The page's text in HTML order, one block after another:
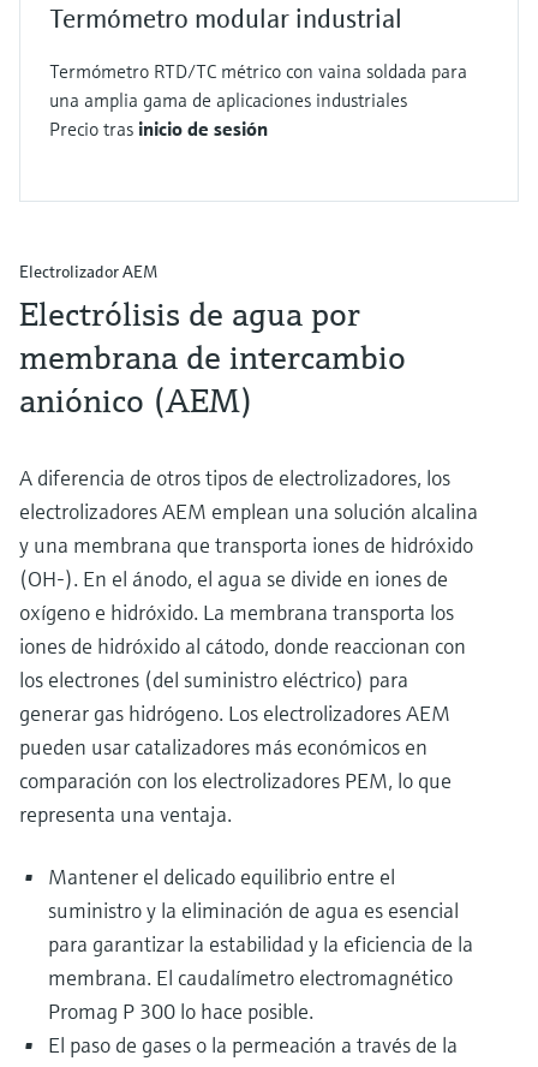
Termómetro modular industrial
Termómetro RTD/TC métrico con vaina soldada para
una amplia gama de aplicaciones industriales
Precio tras inicio de sesión
Electrolizador AEM
Electrólisis de agua por
membrana de intercambio
aniónico (AEM)
A diferencia de otros tipos de electrolizadores, los
electrolizadores AEM emplean una solución alcalina
y una membrana que transporta iones de hidróxido
(OH-). En el ánodo, el agua se divide en iones de
oxígeno e hidróxido. La membrana transporta los
iones de hidróxido al cátodo, donde reaccionan con
los electrones (del suministro eléctrico) para
generar gas hidrógeno. Los electrolizadores AEM
pueden usar catalizadores más económicos en
comparación con los electrolizadores PEM, lo que
representa una ventaja.
Mantener el delicado equilibrio entre el
suministro y la eliminación de agua es esencial
para garantizar la estabilidad y la eficiencia de la
membrana. El caudalímetro electromagnético
Promag P 300 lo hace posible.
El paso de gases o la permeación a través de la